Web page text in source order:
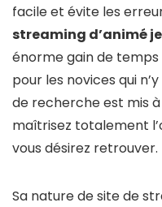
facile et évite les
streaming d’animé
énorme gain de
pour les novices qui
de recherche est mis
maîtrisez totalement
vous désirez retrouver.
Sa nature de site de